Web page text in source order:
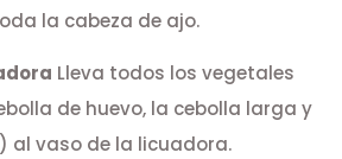
la cabeza de ajo.
Lleva todos los vegetales
de huevo, la cebolla larga y
al vaso de la licuadora.